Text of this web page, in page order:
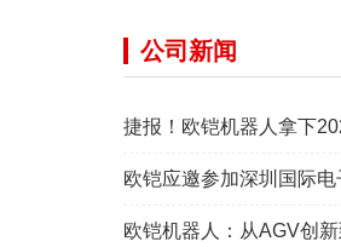
公司新闻
捷报！欧铠机器人拿下2025
欧铠应邀参加深圳国际电子元器件展时间
欧铠机器人：从AGV创新到高端市